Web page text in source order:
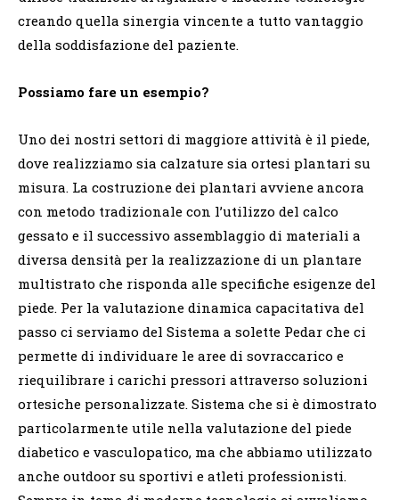
creando quella sinergia vincente a tutto vantaggio
della soddisfazione del paziente.
Possiamo fare un esempio?
Uno dei nostri settori di maggiore attività è il piede,
dove realizziamo sia calzature sia ortesi plantari su
misura. La costruzione dei plantari avviene ancora
con metodo tradizionale con l’utilizzo del calco
gessato e il successivo assemblaggio di materiali a
diversa densità per la realizzazione di un plantare
multistrato che risponda alle specifiche esigenze del
piede. Per la valutazione dinamica capacitativa del
passo ci serviamo del Sistema a solette Pedar che ci
permette di individuare le aree di sovraccarico e
riequilibrare i carichi pressori attraverso soluzioni
ortesiche personalizzate. Sistema che si è dimostrato
particolarmente utile nella valutazione del piede
diabetico e vasculopatico, ma che abbiamo utilizzato
anche outdoor su sportivi e atleti professionisti.